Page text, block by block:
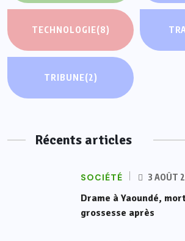
TECHNOLOGIE(8)
TRIBUNE(2)
Récents articles
SOCIÉTÉ 3 AOÛT
Drame à Yaoundé,
grossesse après